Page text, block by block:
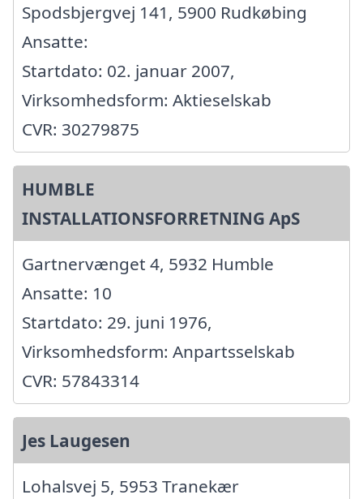
Spodsbjergvej 141, 5900 Rudkøbing
Ansatte:
Startdato: 02. januar 2007,
Virksomhedsform: Aktieselskab
CVR: 30279875
HUMBLE
INSTALLATIONSFORRETNING ApS
Gartnervænget 4, 5932 Humble
Ansatte: 10
Startdato: 29. juni 1976,
Virksomhedsform: Anpartsselskab
CVR: 57843314
Jes Laugesen
Lohalsvej 5, 5953 Tranekær